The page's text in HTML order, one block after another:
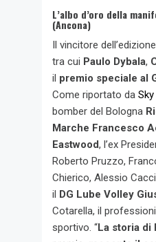
L’albo d’oro della
(Ancona)
Il vincitore
tra cui Paulo Dybala,
il premio speciale al
Come riportato da
bomber del Bologna
Marche Francesco
Eastwood, l’ex
Roberto Pruzzo,
Chierico, Alessio
il DG Lube Volley
Cotarella, il
sportivo. “La storia di